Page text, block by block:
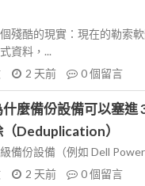
殘酷的現實：現在的勒索
資料，...
2 天前 0個留言
麼備份設備可以塞進
Deduplication）
備份設備（例如 Dell
2 天前 0個留言